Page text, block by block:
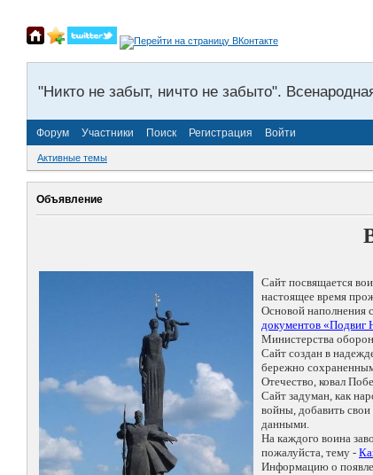
"Никто не забыт, ничто не забыто".
Форум Участники Поиск Регистрация Войти
Активные темы
Объявление
Сайт посвящается
настоящее время
Основой наполнения
документов «Подвиг
Министерства
Сайт создан в
бережно
Отечество, ковал
Сайт задуман, как
войны, добавить
данными.
На каждого воина
пожалуйста, тему -
Информацию о